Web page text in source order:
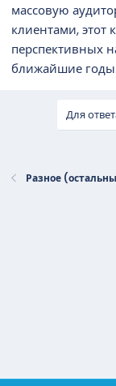
массовую
клиентами, этот
перспективных
ближайшие годы.
Для
Разное